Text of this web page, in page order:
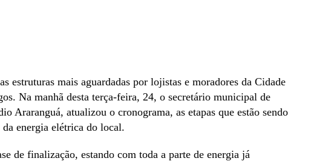
estruturas mais aguardadas por lojistas e moradores da Cidade
Na manhã desta terça-feira, 24, o secretário municipal de
Araranguá, atualizou o cronograma, as etapas que estão sendo
da energia elétrica do local.
de finalização, estando com toda a parte de energia já